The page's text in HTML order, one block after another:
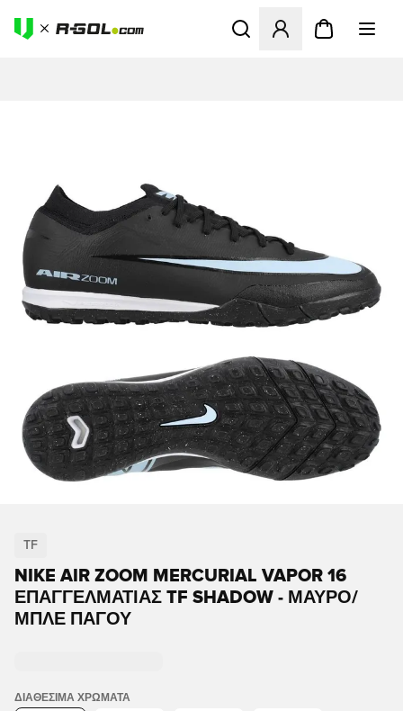
Ανοίγει ένα Modal για να
TF
NIKE AIR ZOOM MERCURIAL VAPOR 16
ΕΠΑΓΓΕΛΜΑΤΊΑΣ TF SHADOW - ΜΑΎΡΟ/
ΜΠΛΕ ΠΆΓΟΥ
ΔΙΑΘΈΣΙΜΑ ΧΡΏΜΑΤΑ